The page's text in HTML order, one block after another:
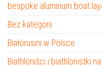
bespoke aluminum boat
Bez kategorii
Białorusini w Polsce
Biathloniści i biathlonistki